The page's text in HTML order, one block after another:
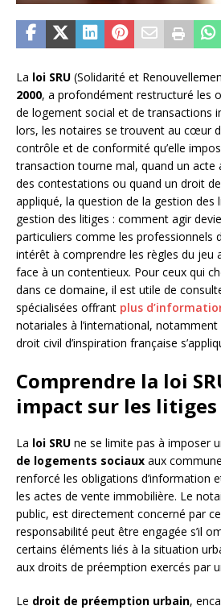
La loi SRU (Solidarité et
2000, a profondément restructuré les
de logement social et de transactions
lors, les notaires se trouvent au cœur
contrôle et de conformité qu’elle
transaction tourne mal, quand un acte
des contestations ou quand un droit
appliqué, la question de la gestion des
gestion des litiges : comment agir
particuliers comme les professionnels
intérêt à comprendre les règles du jeu
face à un contentieux. Pour ceux qui
dans ce domaine, il est utile de
spécialisées offrant plus
notariales à l’international,
droit civil d’inspiration française
Comprendre la loi
impact sur les
La loi SRU ne se limite pas à imposer
de logements sociaux aux
renforcé les obligations d’information
les actes de vente immobilière. Le
public, est directement concerné par
responsabilité peut être engagée s’il
certains éléments liés à la situation
aux droits de préemption exercés par
Le droit de préemption urbain,